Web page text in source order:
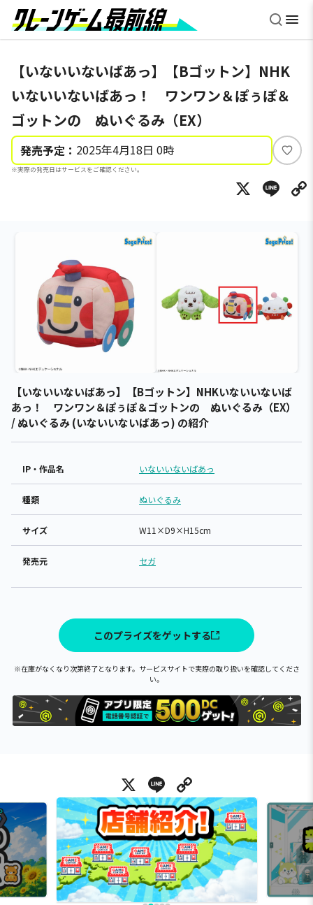
【いないいないばあっ】【Bゴットン】NHK
いないいないばあっ！ ワンワン＆ぽぅぽ＆
ゴットンの ぬいぐるみ（EX）
発売予定： 2025年4月18日 0時
※実際の発売日はサービスをご確認ください。
い
ね
X
【いないいないばあっ】【Bゴットン】NHKいないいないば
あっ！ ワンワン＆ぽぅぽ＆ゴットンの ぬいぐるみ（EX）
/ ぬいぐるみ (いないいないばあっ) の紹介
IP・作品名 いないいないばあっ
種類 ぬいぐるみ
サイズ W11×D9×H15cm
発売元 セガ
このプライズをゲットする
※在庫がなくなり次第終了となります。サービスサイトで実際の取り扱いを確認してくださ
い。
X Line